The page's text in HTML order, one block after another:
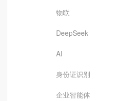
物联
DeepSeek
AI
身份证识别
企业智能体